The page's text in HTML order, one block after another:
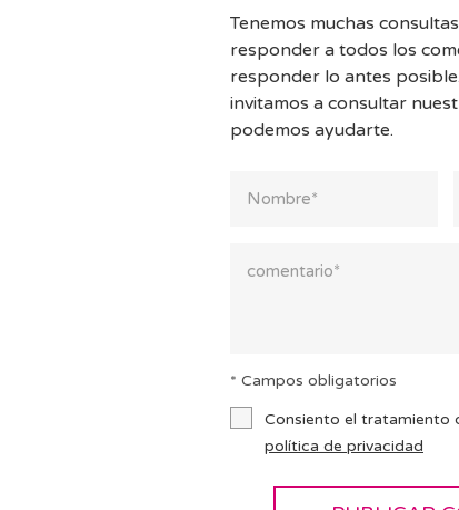
Tenemos muchas
responder a todos los
responder lo antes
invitamos a consultar
podemos ayudarte.
* Campos obligatorios
Consiento el tratamiento
política de privacidad